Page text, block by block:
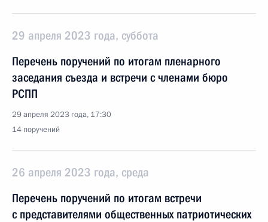
29 апреля 2023 года, суббота
Перечень поручений по итогам пленарного
заседания съезда и встречи с членами бюро
РСПП
29 апреля 2023 года, 17:30
14 поручений
26 апреля 2023 года, среда
Перечень поручений по итогам встречи
с представителями общественных патриотических